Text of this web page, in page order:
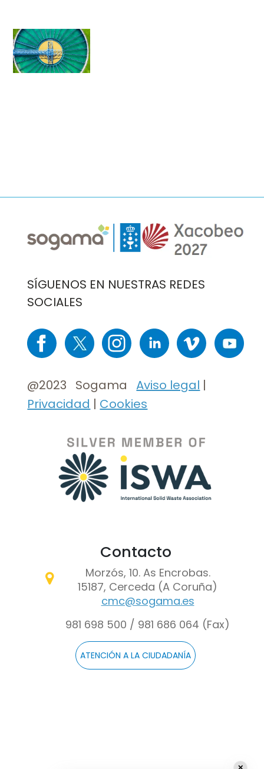
Imaxe
SÍGUENOS EN NUESTRAS REDES
SOCIALES
Imaxe Imaxe Imaxe Imaxe Imaxe Imaxe
@2023 SogamaAviso legal |
Privacidad | Cookies
Contacto
Morzós, 10. As Encrobas.
15187, Cerceda (A Coruña)
cmc@sogama.es
981 698 500 / 981 686 064 (Fax)
ATENCIÓN A LA CIUDADANÍA